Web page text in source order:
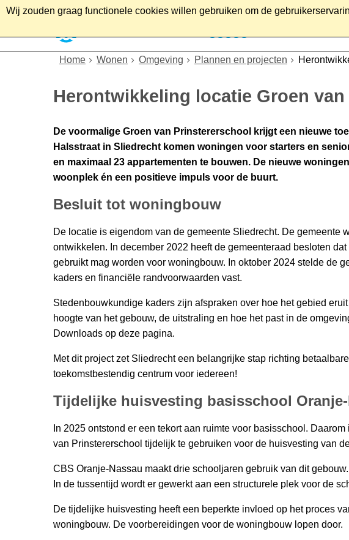
Wij zouden graag functionele cookies willen gebruiken om de
Home Wonen Omgeving Plannen en projecten
Herontwikkeling locatie Groen
De voormalige Groen van Prinstererschool krijgt een nieuwe
Halsstraat in Sliedrecht komen woningen voor starters en
en maximaal 23 appartementen te bouwen. De nieuwe
woonplek én een positieve impuls voor de buurt.
Besluit tot woningbouw
De locatie is eigendom van de gemeente Sliedrecht. De gemeente
ontwikkelen. In december 2022 heeft de gemeenteraad besloten
gebruikt mag worden voor woningbouw. In oktober 2024 stelde de
kaders en financiële randvoorwaarden vast.
Stedenbouwkundige kaders zijn afspraken over hoe het gebied
hoogte van het gebouw, de uitstraling en hoe het past in de
Downloads op deze pagina.
Met dit project zet Sliedrecht een belangrijke stap richting
toekomstbestendig centrum voor iedereen!
Tijdelijke huisvesting basisschool Oranje-
In 2025 ontstond er een tekort aan ruimte voor basisschool.
van Prinstererschool tijdelijk te gebruiken voor de huisvesting van
CBS Oranje-Nassau maakt drie schooljaren gebruik van dit
In de tussentijd wordt er gewerkt aan een structurele plek voor de
De tijdelijke huisvesting heeft een beperkte invloed op het proces
woningbouw. De voorbereidingen voor de woningbouw lopen door.